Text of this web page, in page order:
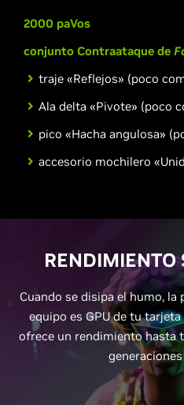
2000 paVos
conjunto Contraataque de
traje «Reflejos» (poco
Ala delta «Pivote» (poco
pico «Hacha angulosa»
accesorio mochilero
RENDIMIENTO
Cuando se disipa el humo,
equipo es GPU de tu
ofrece un rendimiento hasta